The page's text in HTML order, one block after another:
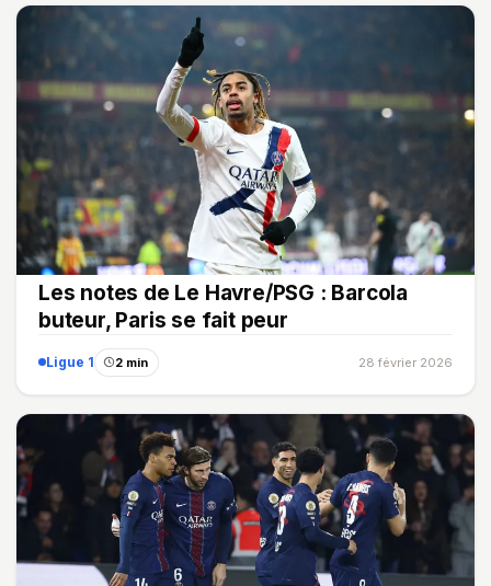
Les notes de Le Havre/PSG : Barcola
buteur, Paris se fait peur
Ligue 1 2 min 28 février 2026